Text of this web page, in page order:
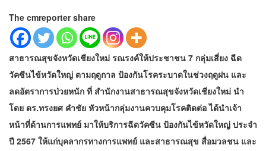
The cmreporter share
สาธารณสุขจังหวัดเชียงใหม่ รณรงค์ให้ประชาชน 7 กลุ่มเสี่ยง ฉีด
วัคซีนไข้หวัดใหญ่ ตามฤดูกาล ป้องกันโรคระบาดในช่วงฤดูฝน และ
ลดอัตราการป่วยหนัก ที่ สำนักงานสาธารณสุขจังหวัดเชียงใหม่ นำ
โดย ดร.ทรงยศ คำชัย หัวหน้ากลุ่มงานควบคุมโรคติดต่อ ได้นำเจ้า
หน้าที่ด้านการแพทย์ มาให้บริการฉีดวัคซีน ป้องกันไข้หวัดใหญ่ ประจำ
ปี 2567 ให้แก่บุคลากรทางการแพทย์ และสาธารณสุข สื่อมวลชน และ